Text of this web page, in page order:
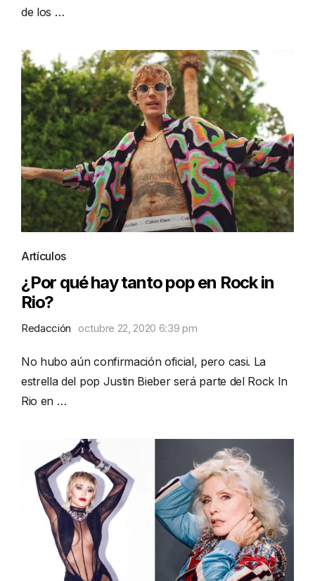
de los …
Artículos
¿Por qué hay tanto pop en Rock in
Rio?
Redacción octubre 22, 2020 6:39 pm
No hubo aún confirmación oficial, pero casi. La
estrella del pop Justin Bieber será parte del Rock In
Rio en …